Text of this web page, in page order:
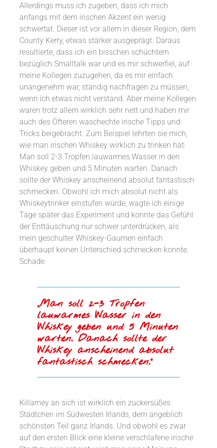
Allerdings muss ich zugeben, dass ich mich
anfangs mit dem irischen Akzent ein wenig
schwertat. Dieser ist vor allem in dieser Region, dem
County Kerry, etwas stärker ausgeprägt. Daraus
resultierte, dass ich ein bisschen schüchtern
bezüglich Smalltalk war und es mir schwerfiel, auf
meine Kollegen zuzugehen, da es mir einfach
unangenehm war, ständig nachfragen zu müssen,
wenn ich etwas nicht verstand. Aber meine Kollegen
waren trotz allem wirklich sehr nett und haben mir
auch des Öfteren waschechte irische Tipps und
Tricks beigebracht. Zum Beispiel lehrten sie mich,
wie man irischen Whiskey wirklich zu trinken hat:
Man soll 2-3 Tropfen lauwarmes Wasser in den
Whiskey geben und 5 Minuten warten. Danach
sollte der Whiskey anscheinend absolut fantastisch
schmecken. Obwohl ich mich absolut nicht als
Whiskeytrinker einstufen würde, wagte ich einige
Tage später das Experiment und konnte das Gefühl
der Enttäuschung nur schwer unterdrücken, als
mein geschulter Whiskey-Gaumen einfach
überhaupt keinen Unterschied schmecken konnte.
Schade.
„Man soll 2-3 Tropfen
lauwarmes Wasser in den
Whiskey geben und 5 Minuten
warten. Danach sollte der
Whiskey anscheinend absolut
fantastisch schmecken.“
Killarney an sich ist wirklich ein zuckersüßes
Städtchen im Südwesten Irlands, dem angeblich
schönsten Teil ganz Irlands. Und obwohl es zwar
auf den ersten Blick eine kleine verschlafene irische